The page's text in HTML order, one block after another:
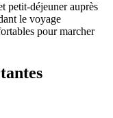
petit-déjeuner auprès
le voyage
pour marcher